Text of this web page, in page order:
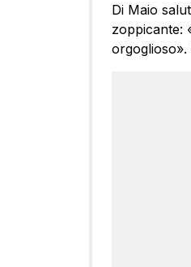
Di Maio
zoppicante: